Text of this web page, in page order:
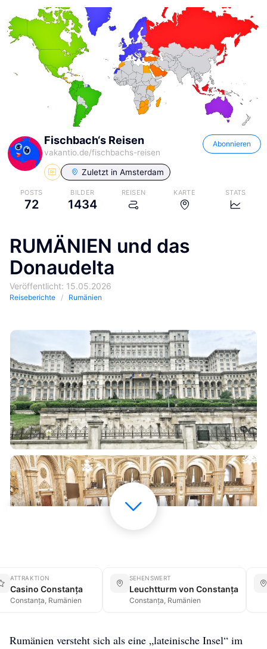
Fischbach‘s Reisen
vakantio.de/fischbachs-reisen
Abonnieren
Zuletzt in Amsterdam
POSTS
72
BILDER
1434
REISEN KARTE STATS
RUMÄNIEN und das
Donaudelta
Veröffentlicht: 15.05.2026
Reiseberichte Rumänien
ATTRAKTION
Casino Constanța
Constanța, Rumänien
SEHENSWERT
Leuchtturm von Constanța
Constanța, Rumänien
Rumänien versteht sich als eine „lateinische Insel“ im